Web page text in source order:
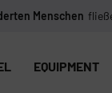
Menschen
EQUIPMENT